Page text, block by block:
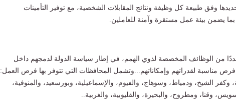
وفق طبيعة كل وظيفة ونتائج المقابلات الشخصية، مع توفير التأمينات
بما يضمن بيئة عمل مستقرة وآمنة للعاملين.
من الوظائف المخصصة لذوي الهمم، في إطار سياسة الدولة لدمجهم داخل
مناسبة لقدراتهم وإمكاناتهم...وتشمل المحافظات التي تتوفر بها فرص العمل:
وكفر الشيخ، ودمياط، وسوهاج، والفيوم، والإسماعيلية، وبورسعيد، والمنوفية،
وقنا، ومطروح، والبحيرة، والقليوبية، والغربية..